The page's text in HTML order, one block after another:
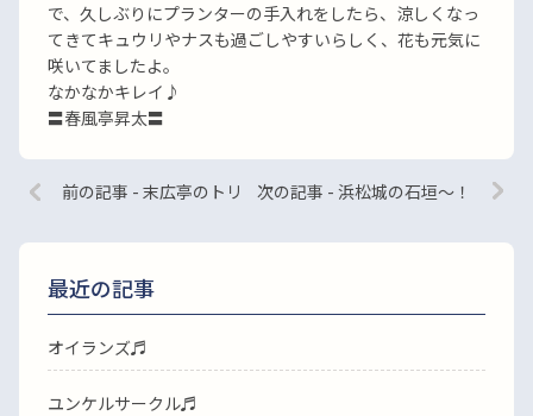
で、久しぶりにプランターの手入れをしたら、涼しくなっ
てきてキュウリやナスも過ごしやすいらしく、花も元気に
咲いてましたよ。
なかなかキレイ♪
〓春風亭昇太〓
前の記事 - 末広亭のトリ 次の記事 - 浜松城の石垣〜！
最近の記事
オイランズ♬
ユンケルサークル♬